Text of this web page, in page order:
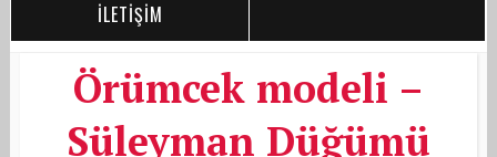
İLETİŞİM
Örümcek modeli –
Süleyman Düğümü